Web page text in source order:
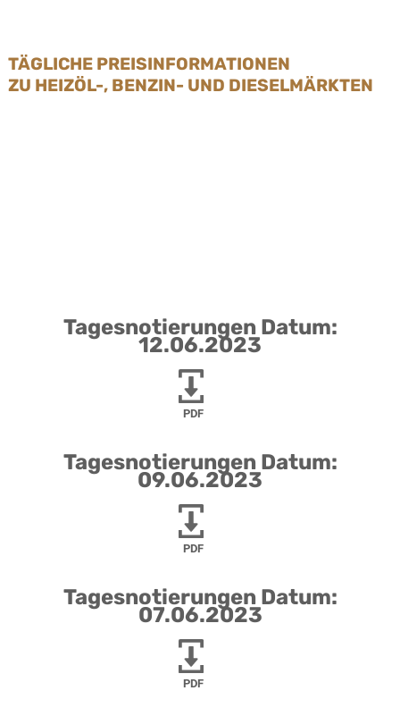
TÄGLICHE PREISINFORMATIONEN
ZU HEIZÖL-, BENZIN- UND DIESELMÄRKTEN
Tagesnotierungen Datum:
12.06.2023
PDF
Tagesnotierungen Datum:
09.06.2023
PDF
Tagesnotierungen Datum:
07.06.2023
PDF